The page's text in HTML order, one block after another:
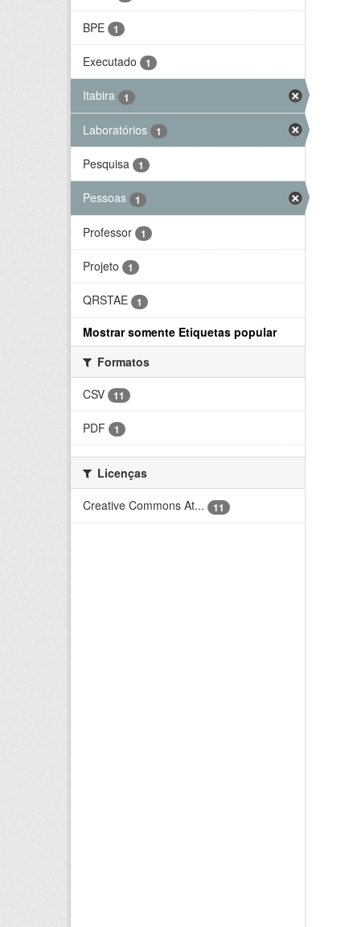
BPE 1
Executado 1
Itabira 1
Laboratórios 1
Pesquisa 1
Pessoas 1
Professor 1
Projeto 1
QRSTAE 1
Mostrar somente Etiquetas popular
Formatos
CSV
11
PDF 1
Licenças
Creative Commons At...
11